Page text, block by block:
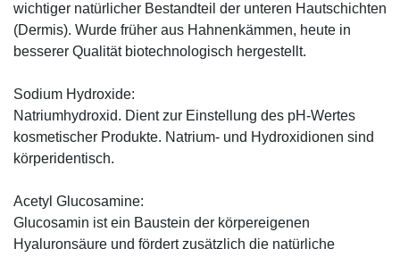
wichtiger natürlicher Bestandteil der unteren Hautschichten
(Dermis). Wurde früher aus Hahnenkämmen, heute in
besserer Qualität biotechnologisch hergestellt.
Sodium Hydroxide:
Natriumhydroxid. Dient zur Einstellung des pH-Wertes
kosmetischer Produkte. Natrium- und Hydroxidionen sind
körperidentisch.
Acetyl Glucosamine:
Glucosamin ist ein Baustein der körpereigenen
Hyaluronsäure und fördert zusätzlich die natürliche